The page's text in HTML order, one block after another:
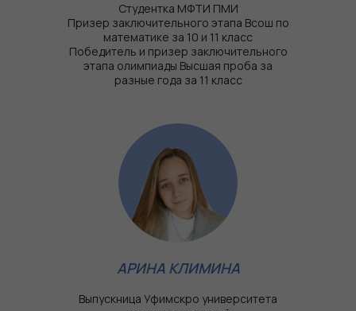
Студентка МФТИ ПМИ
Призер заключительного этапа Всош по
математике за 10 и 11 класс
Победитель и призер заключительного
этапа олимпиады Высшая проба за
разные года за 11 класс
АРИНА КЛИМИНА
Выпускница Уфимскро университета